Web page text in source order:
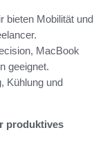
bieten Mobilität und
MacBook
geeignet.
Kühlung und
produktives